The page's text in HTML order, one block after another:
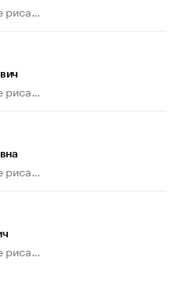
риса...
риса...
риса...
риса...